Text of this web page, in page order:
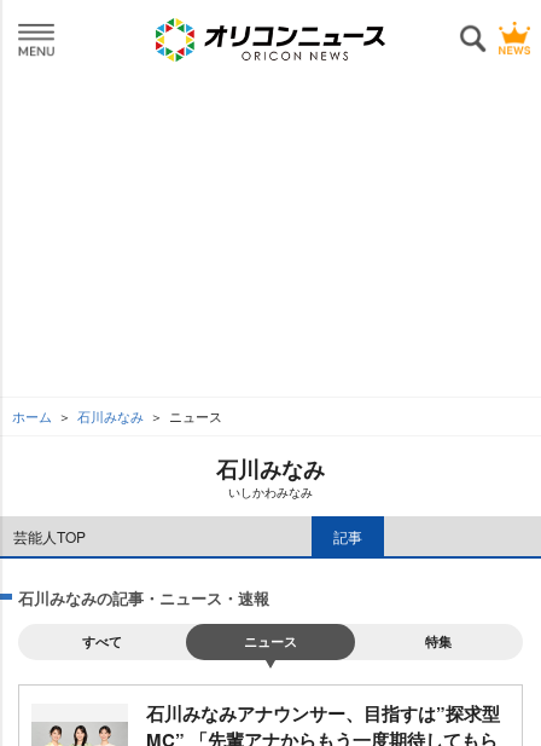
ホーム 石川みなみ ニュース
石川みなみ
いしかわみなみ
芸能人TOP 記事
石川みなみの記事・ニュース・速報
すべて ニュース 特集
石川みなみアナウンサー、目指すは”探求型
MC” 「先輩アナからもう一度期待してもら